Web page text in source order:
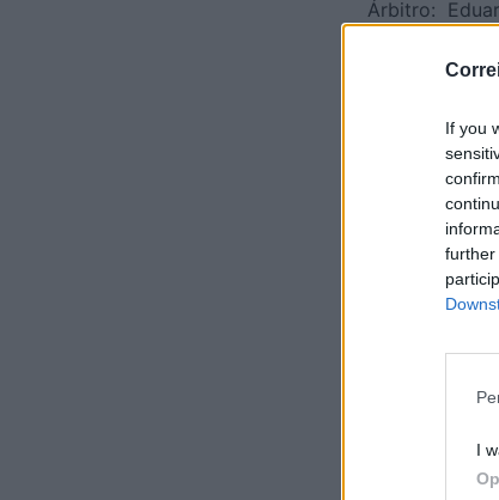
If you
further
I
Árbitro: